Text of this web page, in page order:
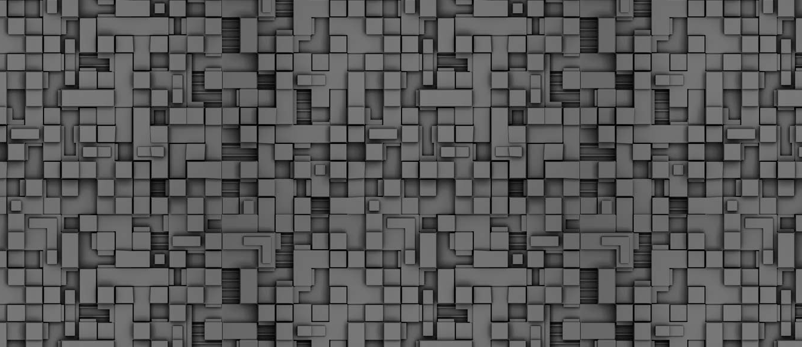
FEB
18
ΣτΕ: Οριστική απόρριψη της επαναφοράς του 13ου
και 14ου μισθού για τους δημοσίους υπαλλήλους
Με την απόφαση αυτή, το ΣτΕ απορρίπτει οριστικά τις
αξιώσεις των δημοσίων υπαλλήλων για επαναφορά των
δώρων, επικυρώνοντας την τρέχουσα κατάσταση παρά τις
αντιδράσεις της ΑΔΕΔΥ
Το ΣτΕ απέρριψε οριστικά την προσφυγή της ΑΔΕΔΥ και ενός
εκπαιδευτικού για την επαναφορά των δώρων Χριστουγέννων,
Πάσχα και θερινής άδειας (13ος και 14ος μισθός) στους
εργαζόμενους του δημόσιου τομέα, κλείνοντας μια μακρά
διαμάχη δεκαετιών που αφορούσε τις μνημονιακές περικοπές.
Γνωστοποίηση έκδοσης οριστικών αποτελεσμάτων –
Παροχή οδηγιών.
► Δείτε/κατεβάστε την πολυαναμενόμενη εγκύκλιο του Υπ.
FEB
1
Με διαρροή 2 μέρες πριν την στάση εργασίας
ενημερώνει το ΣτΕ για την απόρριψη της επαναφοράς